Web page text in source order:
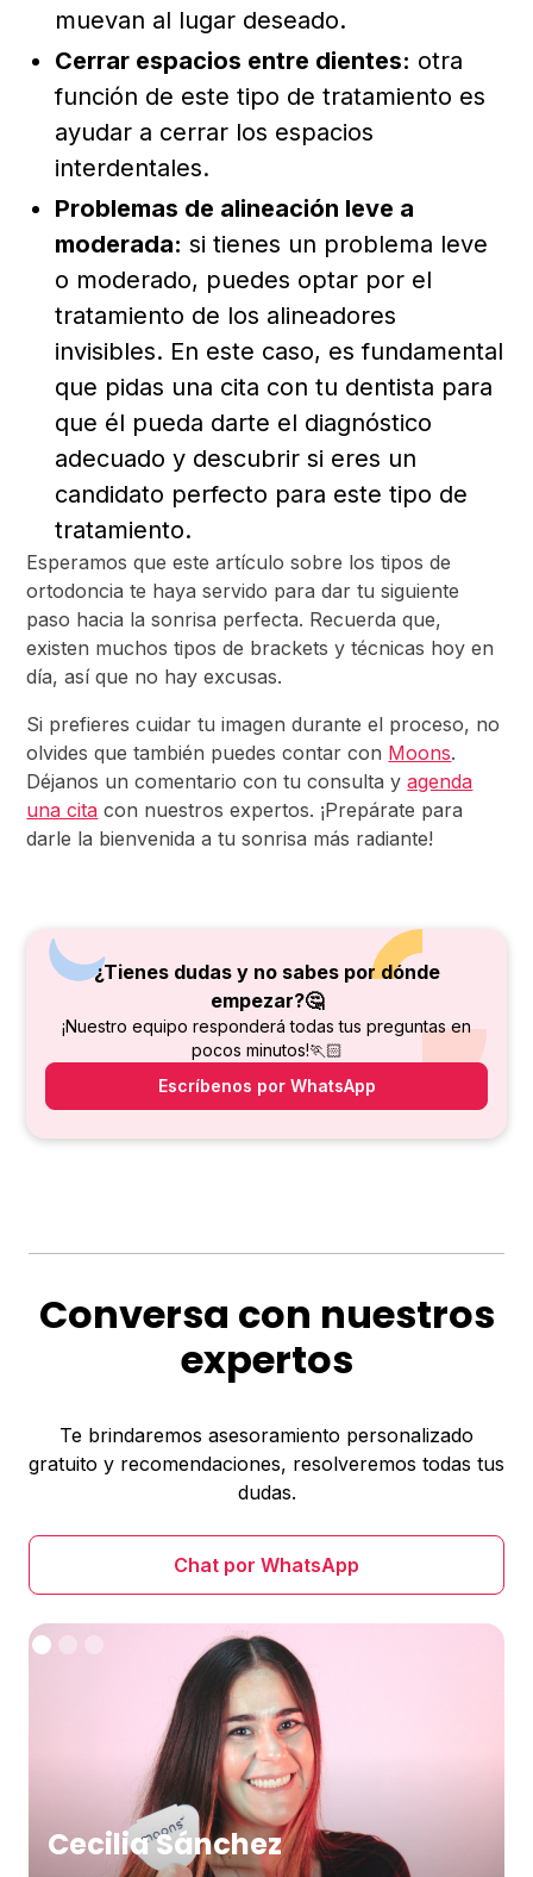
muevan al lugar deseado.
Cerrar espacios entre dientes: otra
función de este tipo de tratamiento es
ayudar a cerrar los espacios
interdentales.
Problemas de alineación leve a
moderada: si tienes un problema leve
o moderado, puedes optar por el
tratamiento de los alineadores
invisibles. En este caso, es fundamental
que pidas una cita con tu dentista para
que él pueda darte el diagnóstico
adecuado y descubrir si eres un
candidato perfecto para este tipo de
tratamiento.
Esperamos que este artículo sobre los tipos de
ortodoncia te haya servido para dar tu siguiente
paso hacia la sonrisa perfecta. Recuerda que,
existen muchos tipos de brackets y técnicas hoy en
día, así que no hay excusas.
Si prefieres cuidar tu imagen durante el proceso, no
olvides que también puedes contar con Moons.
Déjanos un comentario con tu consulta yagenda
una cita con nuestros expertos. ¡Prepárate para
darle la bienvenida a tu sonrisa más radiante!
¿Tienes dudas y no sabes por dónde
empezar?🤔
¡Nuestro equipo responderá todas tus preguntas en
pocos minutos!🏃🏻
Escríbenos por WhatsApp
Conversa con nuestros
expertos
Te brindaremos asesoramiento personalizado
gratuito y recomendaciones, resolveremos todas tus
dudas.
Chat por WhatsApp
Cecilia Sánchez